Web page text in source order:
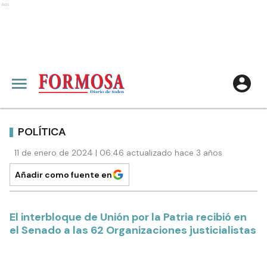
Ads
POLÍTICA
11 de enero de 2024 | 06:46 actualizado hace 3 años
Añadir como fuente en
El interbloque de Unión por la Patria recibió en
el Senado a las 62 Organizaciones justicialistas